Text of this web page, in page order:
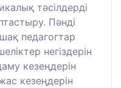
тәсілдерді
Пәнді
педагогтар
негіздерін
кезеңдерін
кезеңдерін